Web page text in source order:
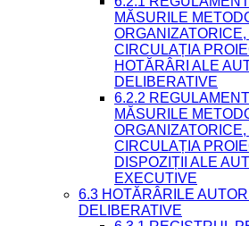
MĂSURILE
CIRCULAȚIA
HOTĂRÂRI ALE
DELIBERATIVE
6.2.2
MĂSURILE
CIRCULAȚIA
DISPOZIȚII ALE
EXECUTIVE
6.3 HOTĂRÂRILE
DELIBERATIVE